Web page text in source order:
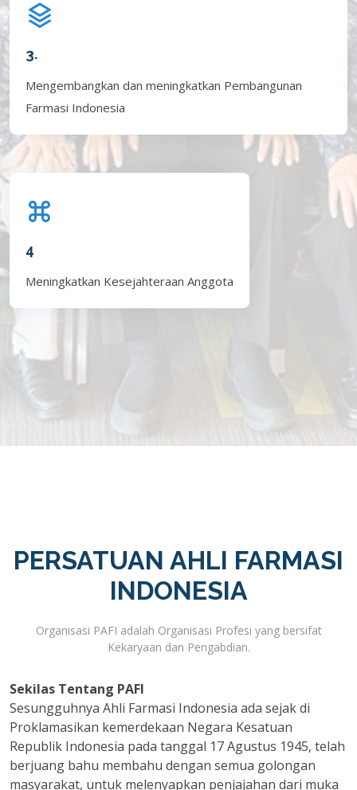
3.
Mengembangkan dan meningkatkan Pembangunan
Farmasi Indonesia
4
Meningkatkan Kesejahteraan Anggota
PERSATUAN AHLI FARMASI
INDONESIA
Organisasi PAFI adalah Organisasi Profesi yang bersifat
Kekaryaan dan Pengabdian.
Sekilas Tentang PAFI
Sesungguhnya Ahli Farmasi Indonesia ada sejak di
Proklamasikan kemerdekaan Negara Kesatuan
Republik Indonesia pada tanggal 17 Agustus 1945, telah
berjuang bahu membahu dengan semua golongan
masyarakat, untuk melenyapkan penjajahan dari muka